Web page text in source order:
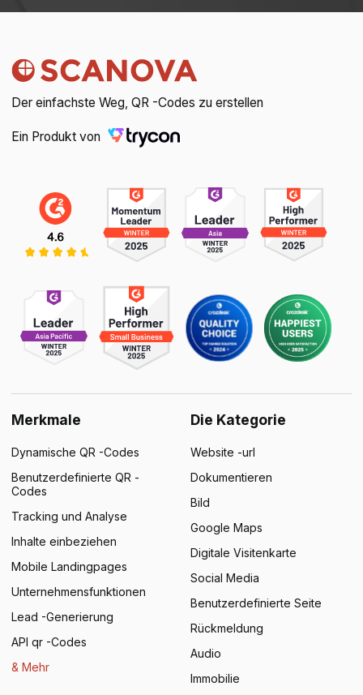
Der einfachste Weg, QR -Codes zu erstellen
Ein Produkt von
Merkmale
Dynamische QR -Codes
Benutzerdefinierte QR -
Codes
Tracking und Analyse
Inhalte einbeziehen
Mobile Landingpages
Unternehmensfunktionen
Lead -Generierung
API qr -Codes
& Mehr
Die Kategorie
Website -url
Dokumentieren
Bild
Google Maps
Digitale Visitenkarte
Social Media
Benutzerdefinierte Seite
Rückmeldung
Audio
Immobilie